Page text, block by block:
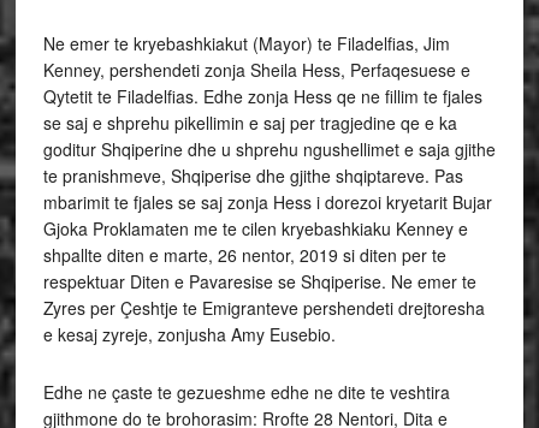
Ne emer te kryebashkiakut (Mayor) te Filadelfias, Jim
Kenney, pershendeti zonja Sheila Hess, Perfaqesuese e
Qytetit te Filadelfias. Edhe zonja Hess qe ne fillim te fjales
se saj e shprehu pikellimin e saj per tragjedine qe e ka
goditur Shqiperine dhe u shprehu ngushellimet e saja gjithe
te pranishmeve, Shqiperise dhe gjithe shqiptareve. Pas
mbarimit te fjales se saj zonja Hess i dorezoi kryetarit Bujar
Gjoka Proklamaten me te cilen kryebashkiaku Kenney e
shpallte diten e marte, 26 nentor, 2019 si diten per te
respektuar Diten e Pavaresise se Shqiperise. Ne emer te
Zyres per Çeshtje te Emigranteve pershendeti drejtoresha
e kesaj zyreje, zonjusha Amy Eusebio.
Edhe ne çaste te gezueshme edhe ne dite te veshtira
gjithmone do te brohorasim: Rrofte 28 Nentori, Dita e